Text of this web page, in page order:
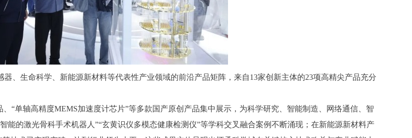
生命科学、新能源新材料等代表性产业领域的前沿产品矩阵，来自13家创新主体的23项高精尖产品充分
单轴高精度MEMS加速度计芯片”等多款国产原创产品集中展示，为科学研究、智能制造、网络通信、智
能的激光骨科手术机器人”“玄黄识仪多模态健康检测仪”等学科交叉融合案例不断涌现；在新能源新材料产